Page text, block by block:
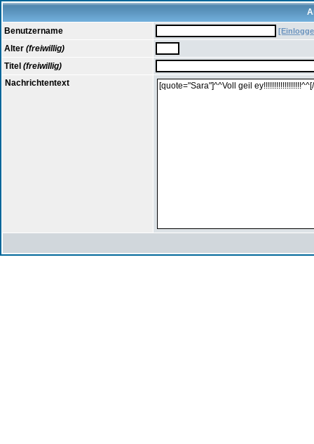
Benutzername
Alter (freiwillig)
Titel (freiwillig)
Nachrichtentext